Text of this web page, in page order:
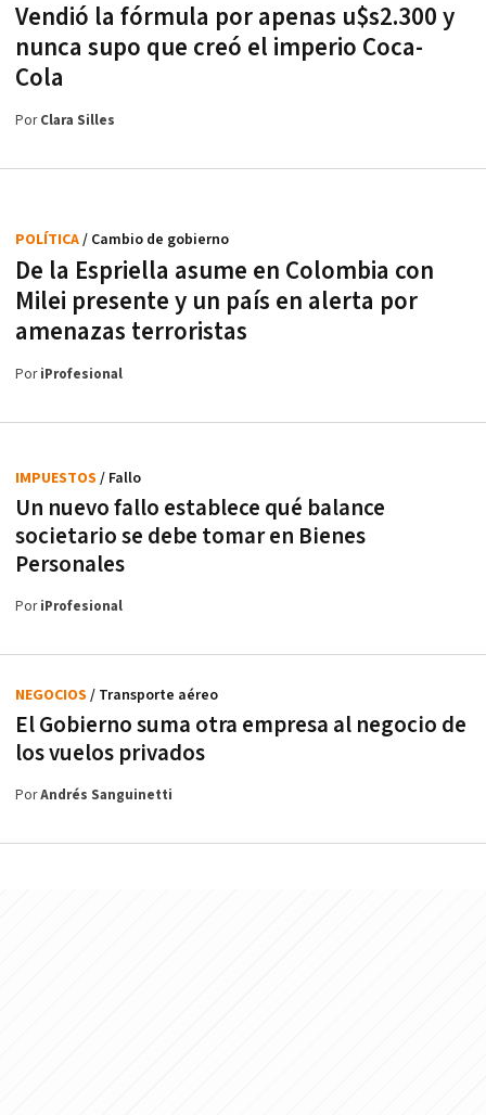
Vendió la fórmula por apenas u$s2.300 y
nunca supo que creó el imperio Coca-
Cola
PorClara Silles
De la Espriella asume en Colombia con
Milei presente y un país en alerta por
amenazas terroristas
POLÍTICA/ Cambio de gobierno
PoriProfesional
Un nuevo fallo establece qué balance
societario se debe tomar en Bienes
Personales
IMPUESTOS / Fallo
PoriProfesional
El Gobierno suma otra empresa al negocio de
los vuelos privados
NEGOCIOS / Transporte aéreo
PorAndrés Sanguinetti